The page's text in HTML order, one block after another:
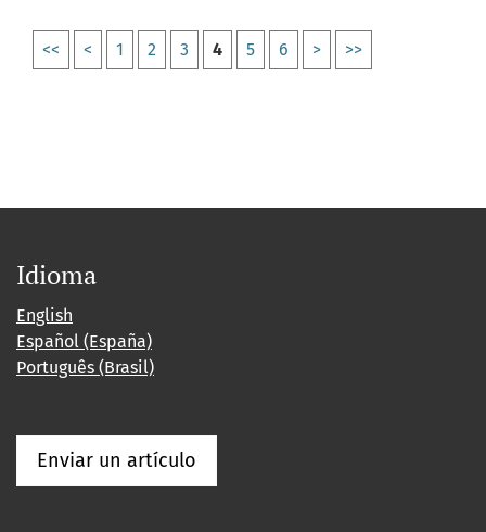
<< < 1 2 3 4 5 6 > >>
Idioma
English
Español (España)
Português (Brasil)
Enviar un artículo